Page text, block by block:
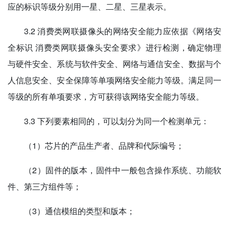
应的标识等级分别用一星、二星、三星表示。
3.2 消费类网联摄像头的网络安全能力应依据《网络安
全标识 消费类网联摄像头安全要求》进行检测，确定物理
与硬件安全、系统与软件安全、网络与通信安全、数据与个
人信息安全、安全保障等单项网络安全能力等级。满足同一
等级的所有单项要求，方可获得该网络安全能力等级。
3.3 下列要素相同的，可以划分为同一个检测单元：
（1）芯片的产品生产者、品牌和代际编号；
（2）固件的版本，固件中一般包含操作系统、功能软
件、第三方组件等；
（3）通信模组的类型和版本；